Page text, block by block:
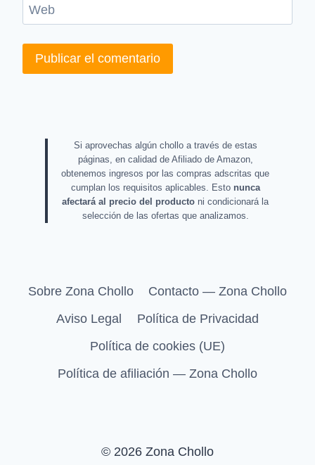
Web
Si aprovechas algún chollo a través de estas
páginas, en calidad de Afiliado de Amazon,
obtenemos ingresos por las compras adscritas que
cumplan los requisitos aplicables. Esto nunca
afectará al precio del producto ni condicionará la
selección de las ofertas que analizamos.
Sobre Zona Chollo
Contacto — Zona Chollo
Aviso Legal
Política de Privacidad
Política de cookies (UE)
Política de afiliación — Zona Chollo
© 2026 Zona Chollo